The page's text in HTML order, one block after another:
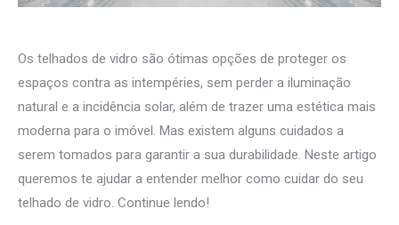
Os telhados de vidro são ótimas opções de proteger os
espaços contra as intempéries, sem perder a iluminação
natural e a incidência solar, além de trazer uma estética mais
moderna para o imóvel. Mas existem alguns cuidados a
serem tomados para garantir a sua durabilidade. Neste artigo
queremos te ajudar a entender melhor como cuidar do seu
telhado de vidro. Continue lendo!